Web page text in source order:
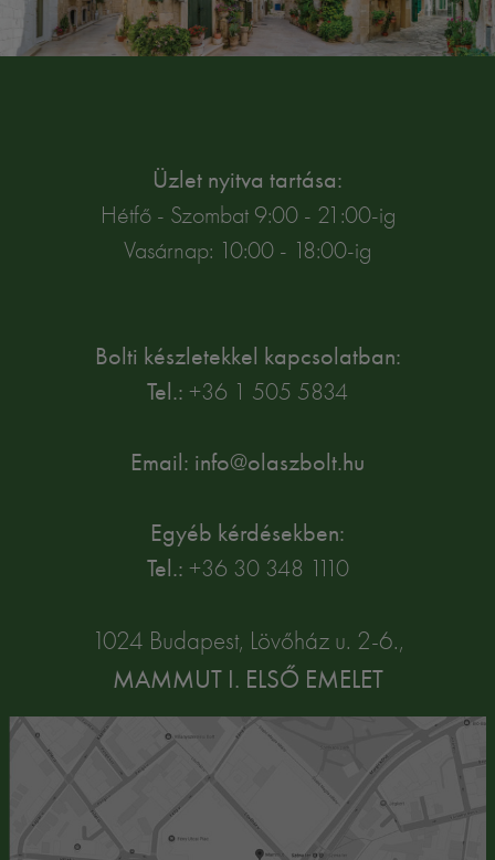
Üzlet nyitva tartása:
Hétfő - Szombat 9:00 - 21:00-ig
Vasárnap: 10:00 - 18:00-ig
Bolti készletekkel kapcsolatban:
Tel.: +36 1 505 5834
Email: info@olaszbolt.hu
Egyéb kérdésekben:
Tel.: +36 30 348 1110
1024 Budapest, Lövőház u. 2-6.,
MAMMUT I. ELSŐ EMELET